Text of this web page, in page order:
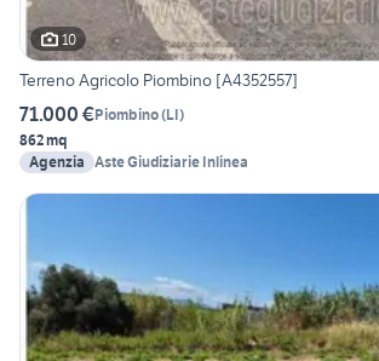
10
Terreno Agricolo Piombino [A4352557]
71.000 €Piombino(LI)
862 mq
Agenzia Aste Giudiziarie Inlinea